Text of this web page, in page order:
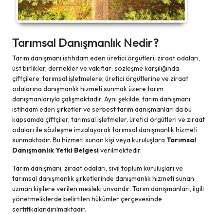
Tarımsal Danışmanlık Nedir?
Tarım danışmanı istihdam eden üretici örgütleri, ziraat odaları,
üst birlikler, dernekler ve vakıflar; sözleşme karşılığında
çiftçilere, tarımsal işletmelere, üretici örgütlerine ve ziraat
odalarına danışmanlık hizmeti sunmak üzere tarım
danışmanlarıyla çalışmaktadır. Aynı şekilde, tarım danışmanı
istihdam eden şirketler ve serbest tarım danışmanları da bu
kapsamda çiftçiler, tarımsal işletmeler, üretici örgütleri ve ziraat
odaları ile sözleşme imzalayarak tarımsal danışmanlık hizmeti
sunmaktadır. Bu hizmeti sunan kişi veya kuruluşlara Tarımsal
Danışmanlık Yetki Belgesiverilmektedir.
Tarım danışmanı, ziraat odaları, sivil toplum kuruluşları ve
tarımsal danışmanlık şirketlerinde danışmanlık hizmeti sunan
uzman kişilere verilen mesleki unvandır. Tarım danışmanları, ilgili
yönetmeliklerde belirtilen hükümler çerçevesinde
sertifikalandırılmaktadır.